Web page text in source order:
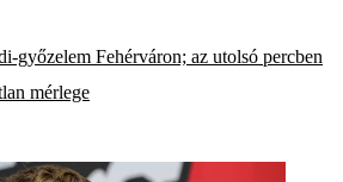
győzelem Fehérváron; az utolsó percben
mérlege